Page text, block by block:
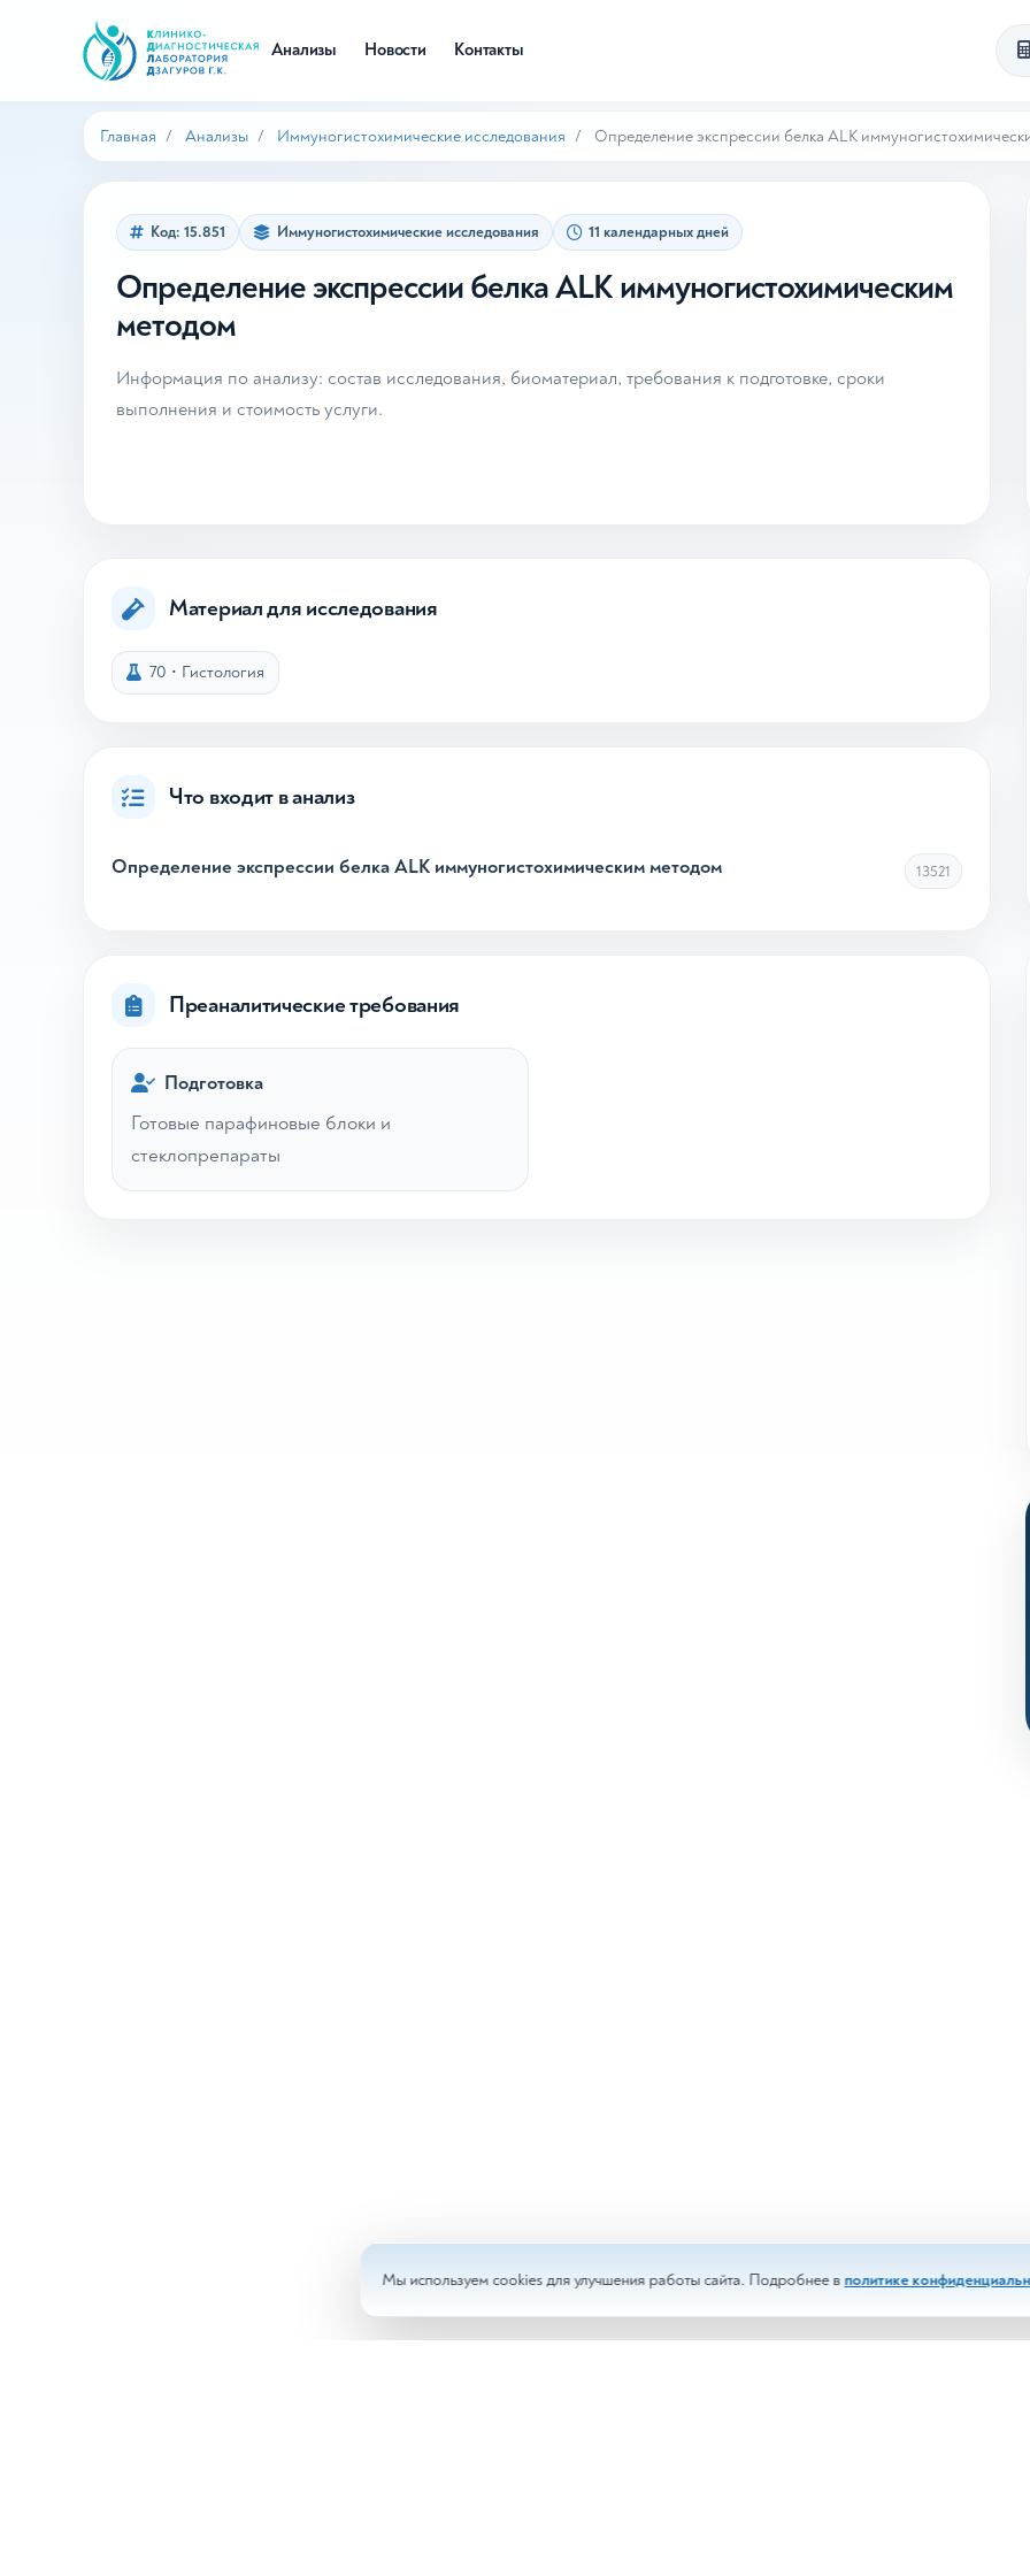
Анализы Новости Контакты
Главная Анализы Иммуногистохимические исследования Определение экспрессии белка ALK
Код: 15.851 Иммуногистохимические исследования 11 календарных дней
Определение экспрессии белка ALK иммуногистохимическим
методом
Информация по анализу: состав исследования, биоматериал, требования к подготовке, сроки
выполнения и стоимость услуги.
Материал для исследования
70 • Гистология
Что входит в анализ
Определение экспрессии белка ALK иммуногистохимическим методом 13521
Преаналитические требования
Подготовка
Готовые парафиновые блоки и
стеклопрепараты
Мы используем cookies для улучшения работы сайта. Подробнее в политике